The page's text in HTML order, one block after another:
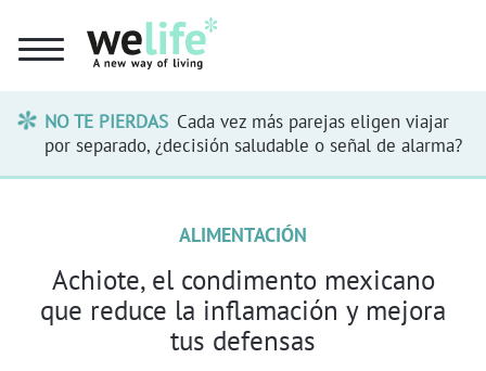
NO TE PIERDAS Cada vez más parejas eligen viajar
por separado, ¿decisión saludable o señal de alarma?
ALIMENTACIÓN
Achiote, el condimento mexicano
que reduce la inflamación y mejora
tus defensas